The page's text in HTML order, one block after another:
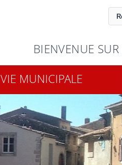
BIENVENUE
VIE MUNICIPALE